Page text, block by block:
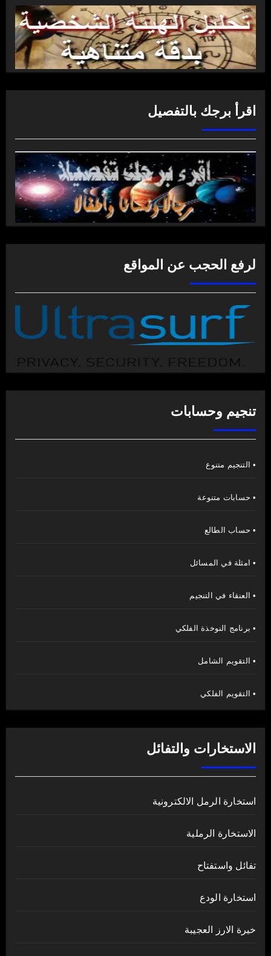
اقرأ برجك بالتفصيل
لرفع الحجب عن المواقع
تنجيم وحسابات
• التنجيم متنوع
• حسابات متنوعة
• حساب الطالع
• امثلة في المسائل
• العنقاء في التنجيم
• برنامج النوخذة الفلكي
• التقويم الشامل
• التقويم الفلكي
الاستخارات والتفائل
استخارة الرمل الالكترونية
الاستخارة الرملية
تفائل واستفتاح
استخارة الودع
خيرة الارز العجيبة